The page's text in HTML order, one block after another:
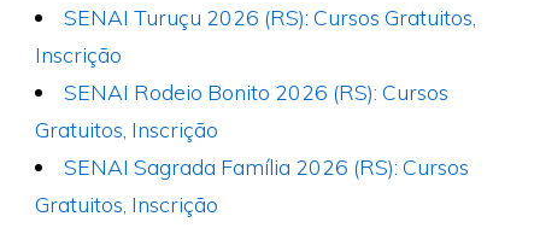
SENAI Turuçu 2026 (RS): Cursos Gratuitos,
Inscrição
SENAI Rodeio Bonito 2026 (RS): Cursos
Gratuitos, Inscrição
SENAI Sagrada Família 2026 (RS): Cursos
Gratuitos, Inscrição